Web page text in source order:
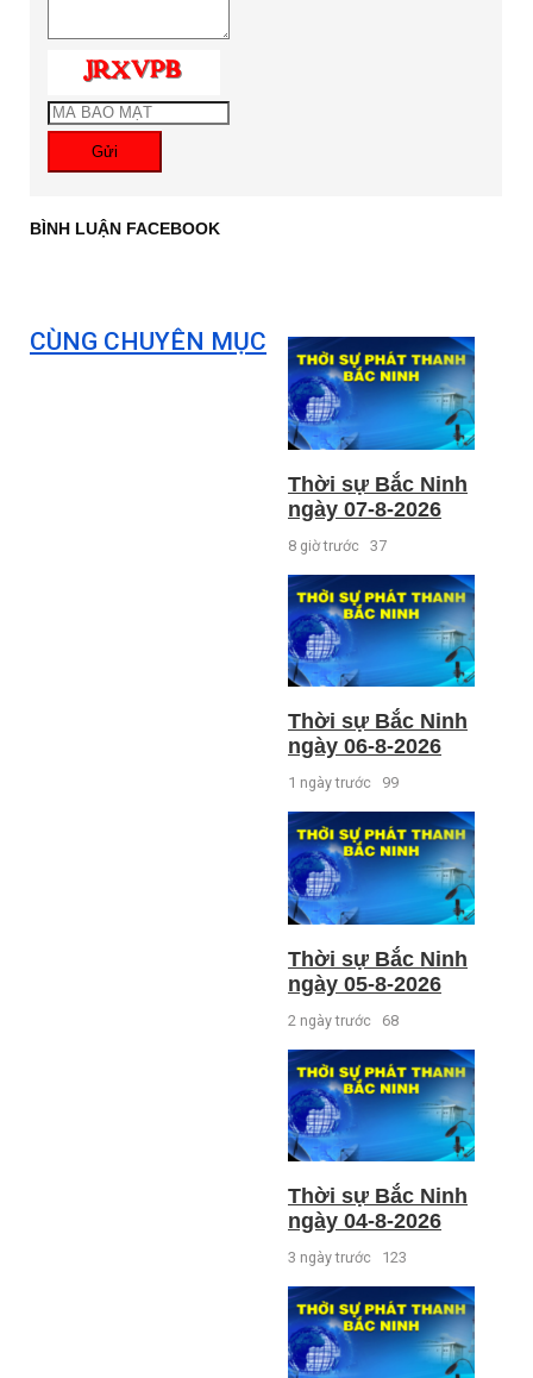
Gửi
BÌNH LUẬN FACEBOOK
CÙNG CHUYÊN MỤC
Thời sự Bắc Ninh
ngày 07-8-2026
8 giờ trước 37
Thời sự Bắc Ninh
ngày 06-8-2026
1 ngày trước 99
Thời sự Bắc Ninh
ngày 05-8-2026
2 ngày trước 68
Thời sự Bắc Ninh
ngày 04-8-2026
3 ngày trước 123